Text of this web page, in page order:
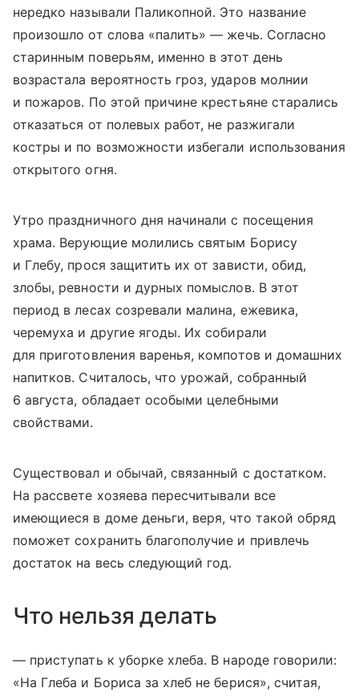
нередко называли Паликопной. Это название
произошло от слова «палить» — жечь. Согласно
старинным поверьям, именно в этот день
возрастала вероятность гроз, ударов молнии
и пожаров. По этой причине крестьяне старались
отказаться от полевых работ, не разжигали
костры и по возможности избегали использования
открытого огня.
Утро праздничного дня начинали с посещения
храма. Верующие молились святым Борису
и Глебу, прося защитить их от зависти, обид,
злобы, ревности и дурных помыслов. В этот
период в лесах созревали малина, ежевика,
черемуха и другие ягоды. Их собирали
для приготовления варенья, компотов и домашних
напитков. Считалось, что урожай, собранный
6 августа, обладает особыми целебными
свойствами.
Существовал и обычай, связанный с достатком.
На рассвете хозяева пересчитывали все
имеющиеся в доме деньги, веря, что такой обряд
поможет сохранить благополучие и привлечь
достаток на весь следующий год.
Что нельзя делать
— приступать к уборке хлеба. В народе говорили:
«На Глеба и Бориса за хлеб не берися», считая,